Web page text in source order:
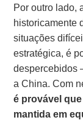
Por outro lado,
historicamente
situações
estratégica, é
despercebidos
a China. Com
é provável
mantida em